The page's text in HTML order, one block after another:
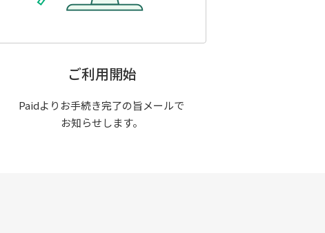
ご利用開始
Paidよりお手続き完了の旨メールで
お知らせします。